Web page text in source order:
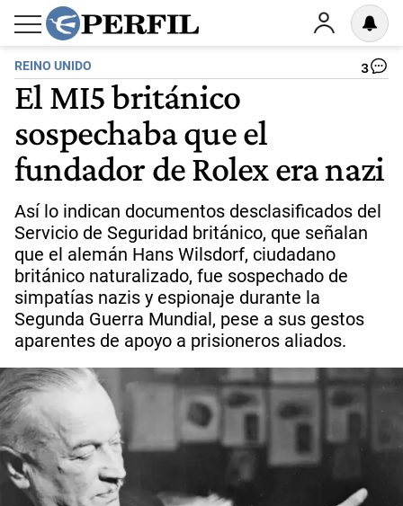
REINO UNIDO 3
El MI5 británico
sospechaba que el
fundador de Rolex era nazi
Así lo indican documentos desclasificados del
Servicio de Seguridad británico, que señalan
que el alemán Hans Wilsdorf, ciudadano
británico naturalizado, fue sospechado de
simpatías nazis y espionaje durante la
Segunda Guerra Mundial, pese a sus gestos
aparentes de apoyo a prisioneros aliados.